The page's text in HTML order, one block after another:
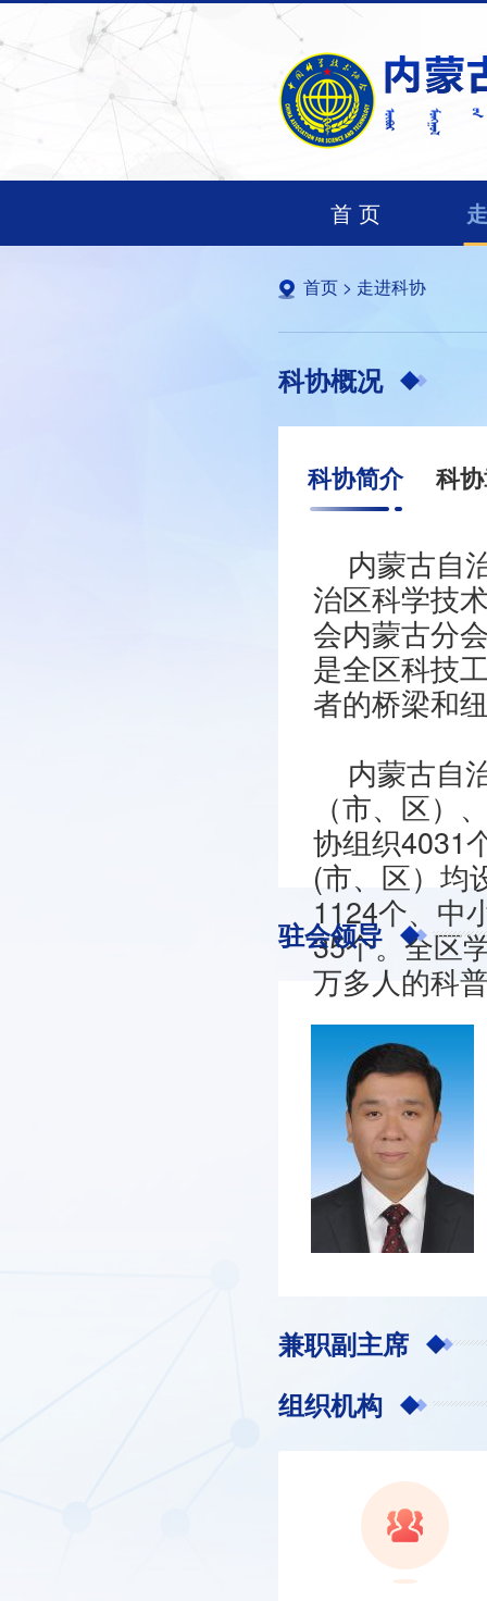
首 页
首页 > 走进科协
科协概况
科协简介 科
内蒙古自
治区科学技
会内蒙古分
是全区科技
者的桥梁和
内蒙古自
（市、区）
协组织4031
(市、区）均
1124个、中
35个。全区
万多人的科
驻会领导
兼职副主席
组织机构